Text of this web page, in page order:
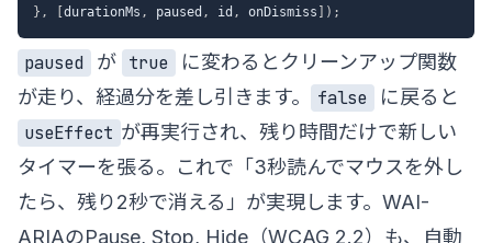
} , durationMs , paused , id , onDismiss ) ;
paused が true
に変わるとクリーンアップ関数
が走り、経過分を差し引きます。
false
に戻ると
useEffect が再実行され、残り時間だけで新しい
タイマーを張る。これで「3秒読んでマウスを外し
たら、残り2秒で消える」が実現します。WAI-
ARIAのPause, Stop, Hide（WCAG 2.2） も、自動